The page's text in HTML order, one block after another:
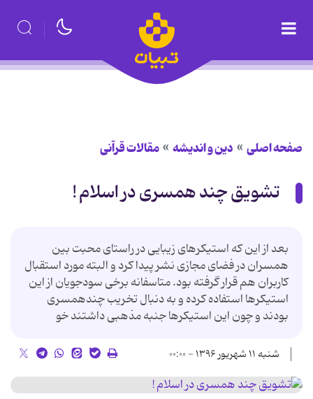
صفحه اصلی دین و اندیشه مقالات قرآنی
تشویق چند همسری در اسلام !
بعد از این که استیکرهای زیبایی در راستای محبت بین
همسران در فضای مجازی نشر پیدا کرد و البته مورد استقبال
کاربران هم قرار گرفته بود. متاسفانه برخی سودجویان از این
استیکرها استفاده کرده و به دنبال تخریب چندهمسری
بودند و چون این استیکرها جنبه مذهبی داشتند خو
شنبه ۱۱ شهریور ۱۳۹۶ - ۰۰:۰۰